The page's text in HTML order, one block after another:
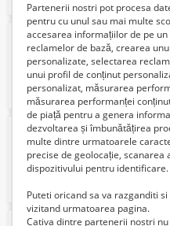
Olvarit
1 Euro €
1 Euro €
Partenerii nostri pot procesa
pentru cu unul sau mai multe
accesarea informațiilor de pe
reclamelor de bază, crearea
personalizate, selectarea
unui profil de conținut
personalizat, măsurarea
măsurarea performanței
de piață pentru a genera
dezvoltarea și îmbunătățirea
multe dintre urmatoarele
precise de geolocație,
dispozitivului pentru identificare.
Puteti oricand sa va razganditi
vizitand urmatoarea pagina.
Cativa dintre partenerii nostri